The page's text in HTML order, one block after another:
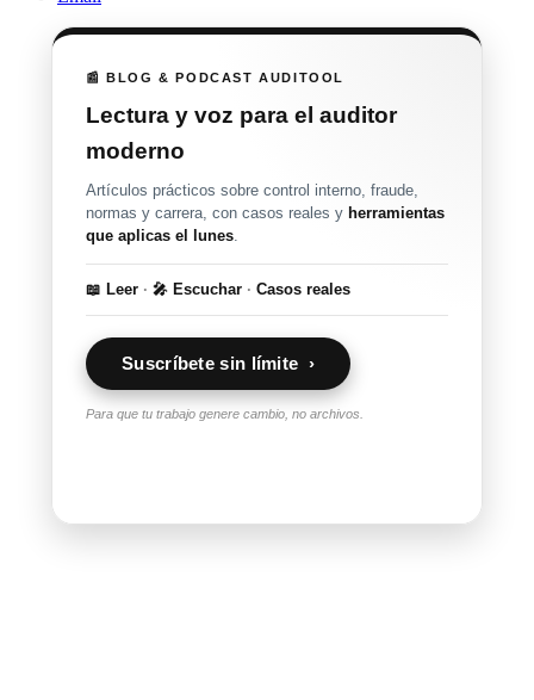
📰 BLOG & PODCAST AUDITOOL
Lectura y voz para el auditor
moderno
Artículos prácticos sobre control interno, fraude,
normas y carrera, con casos reales y herramientas
que aplicas el lunes.
📖 Leer · 🎤 Escuchar · Casos reales
Suscríbete sin límite ›
Para que tu trabajo genere cambio, no archivos.